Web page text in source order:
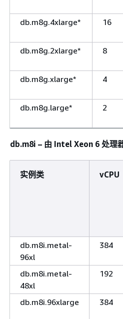
db.m8g.4xlarge* 16
db.m8g.2xlarge* 8
db.m8g.xlarge* 4
db.m8g.large* 2
db.m8i – 由 Intel Xeon 6 处理
实例类 vCPU
db.m8i.metal-
96xl
384
db.m8i.metal-
48xl
192
db.m8i.96xlarge 384